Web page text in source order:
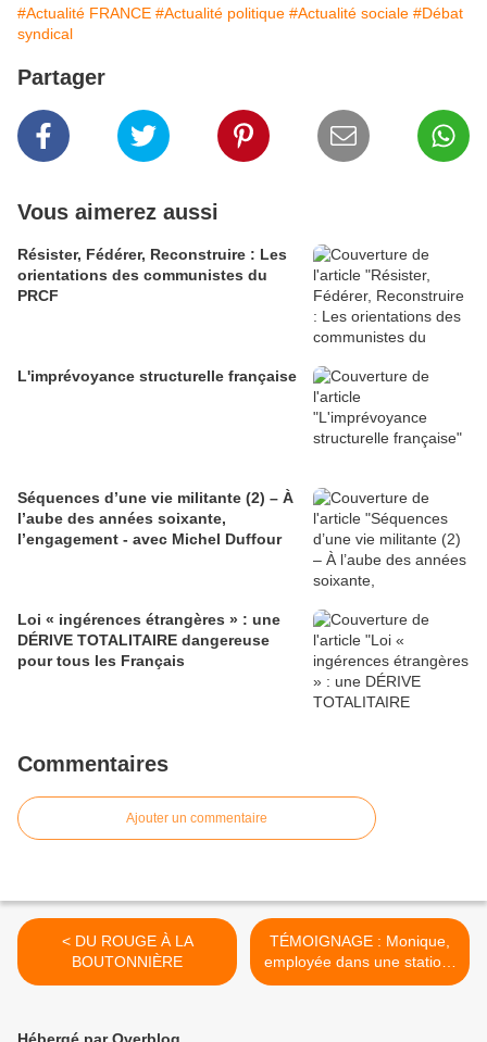
#Actualité FRANCE #Actualité politique #Actualité sociale #Débat
syndical
Partager
Vous aimerez aussi
Résister, Fédérer, Reconstruire : Les
orientations des communistes du
PRCF
L'imprévoyance structurelle française
Séquences d’une vie militante (2) – À
l’aube des années soixante,
l’engagement - avec Michel Duffour
Loi « ingérences étrangères » : une
DÉRIVE TOTALITAIRE dangereuse
pour tous les Français
Commentaires
Ajouter un commentaire
< DU ROUGE À LA
BOUTONNIÈRE
TÉMOIGNAGE : Monique,
employée dans une station-
service Total >